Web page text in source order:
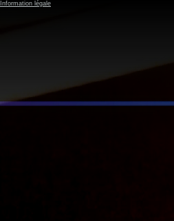
Information légale